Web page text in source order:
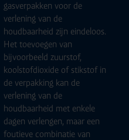
gasverpakken voor de
verlening van de
houdbaarheid zijn eindeloos.
Het toevoegen van
bijvoorbeeld zuurstof,
koolstofdioxide of stikstof in
de verpakking kan de
verlening van de
houdbaarheid met enkele
dagen verlengen, maar een
foutieve combinatie van